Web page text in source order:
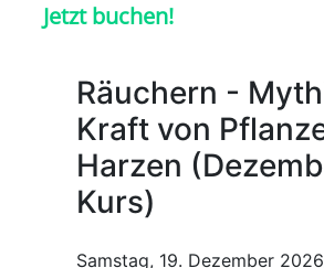
Jetzt buchen!